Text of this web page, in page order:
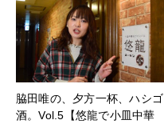
脇田唯の、夕方一杯、ハシゴ
酒。Vol.5【悠龍で小皿中華